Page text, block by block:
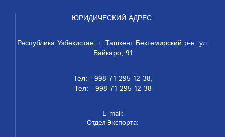
ЮРИДИЧЕСКИЙ АДРЕС:
Республика Узбекистан, г. Ташкент Бектемирский р-н, ул.
Байкаро, 91
Тел: +998 71 295 12 38,
Тел: +998 71 295 12 38
E-mail:
Отдел Экспорта: